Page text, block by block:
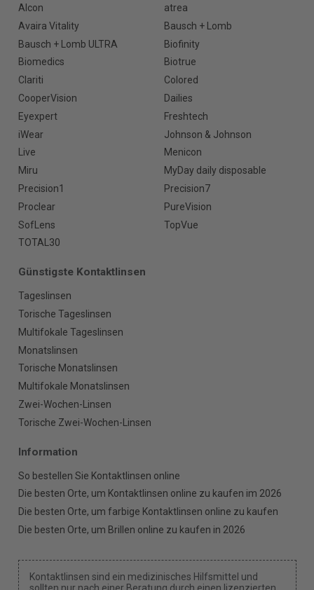
Alcon
atrea
Avaira Vitality
Bausch + Lomb
Bausch + Lomb ULTRA
Biofinity
Biomedics
Biotrue
Clariti
Colored
CooperVision
Dailies
Eyexpert
Freshtech
iWear
Johnson & Johnson
Live
Menicon
Miru
MyDay daily disposable
Precision1
Precision7
Proclear
PureVision
SofLens
TopVue
TOTAL30
Günstigste Kontaktlinsen
Tageslinsen
Torische Tageslinsen
Multifokale Tageslinsen
Monatslinsen
Torische Monatslinsen
Multifokale Monatslinsen
Zwei-Wochen-Linsen
Torische Zwei-Wochen-Linsen
Information
So bestellen Sie Kontaktlinsen online
Die besten Orte, um Kontaktlinsen online zu kaufen im 2026
Die besten Orte, um farbige Kontaktlinsen online zu kaufen
Die besten Orte, um Brillen online zu kaufen in 2026
Kontaktlinsen sind ein medizinisches Hilfsmittel und
sollten nur nach einer Beratung durch einen lizenzierten